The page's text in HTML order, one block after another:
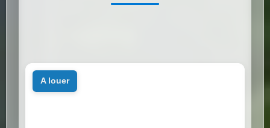
a louer